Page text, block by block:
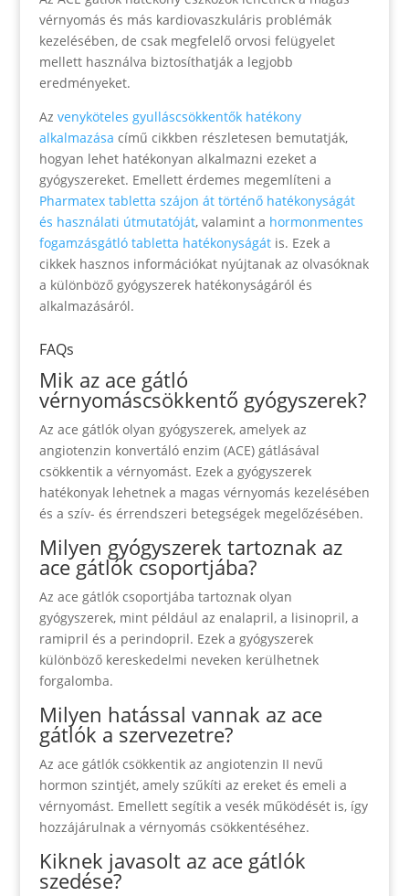
vérnyomás és más kardiovaszkuláris problémák
kezelésében, de csak megfelelő orvosi felügyelet
mellett használva biztosíthatják a legjobb
eredményeket.
Az venyköteles gyulláscsökkentők hatékony
alkalmazása című cikkben részletesen bemutatják,
hogyan lehet hatékonyan alkalmazni ezeket a
gyógyszereket. Emellett érdemes megemlíteni a
Pharmatex tabletta szájon át történő hatékonyságát
és használati útmutatóját, valamint a hormonmentes
fogamzásgátló tabletta hatékonyságátis. Ezek a
cikkek hasznos információkat nyújtanak az olvasóknak
a különböző gyógyszerek hatékonyságáról és
alkalmazásáról.
FAQs
Mik az ace gátló
vérnyomáscsökkentő gyógyszerek?
Az ace gátlók olyan gyógyszerek, amelyek az
angiotenzin konvertáló enzim (ACE) gátlásával
csökkentik a vérnyomást. Ezek a gyógyszerek
hatékonyak lehetnek a magas vérnyomás kezelésében
és a szív- és érrendszeri betegségek megelőzésében.
Milyen gyógyszerek tartoznak az
ace gátlók csoportjába?
Az ace gátlók csoportjába tartoznak olyan
gyógyszerek, mint például az enalapril, a lisinopril, a
ramipril és a perindopril. Ezek a gyógyszerek
különböző kereskedelmi neveken kerülhetnek
forgalomba.
Milyen hatással vannak az ace
gátlók a szervezetre?
Az ace gátlók csökkentik az angiotenzin II nevű
hormon szintjét, amely szűkíti az ereket és emeli a
vérnyomást. Emellett segítik a vesék működését is, így
hozzájárulnak a vérnyomás csökkentéséhez.
Kiknek javasolt az ace gátlók
szedése?